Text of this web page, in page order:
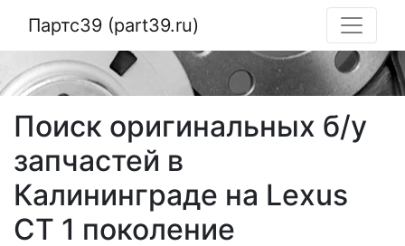
Партс39 (part39.ru)
Поиск оригинальных б/у
запчастей в
Калининграде на Lexus
CT 1 поколение